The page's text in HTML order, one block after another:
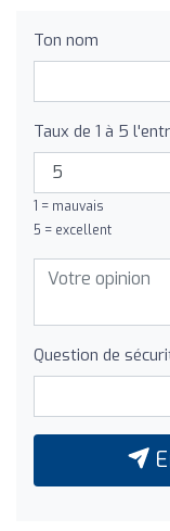
Ton nom
Taux de 1 à 5
1 = mauvais
5 = excellent
Question de